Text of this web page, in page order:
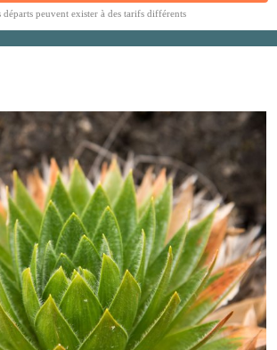
départs peuvent exister à des tarifs différents